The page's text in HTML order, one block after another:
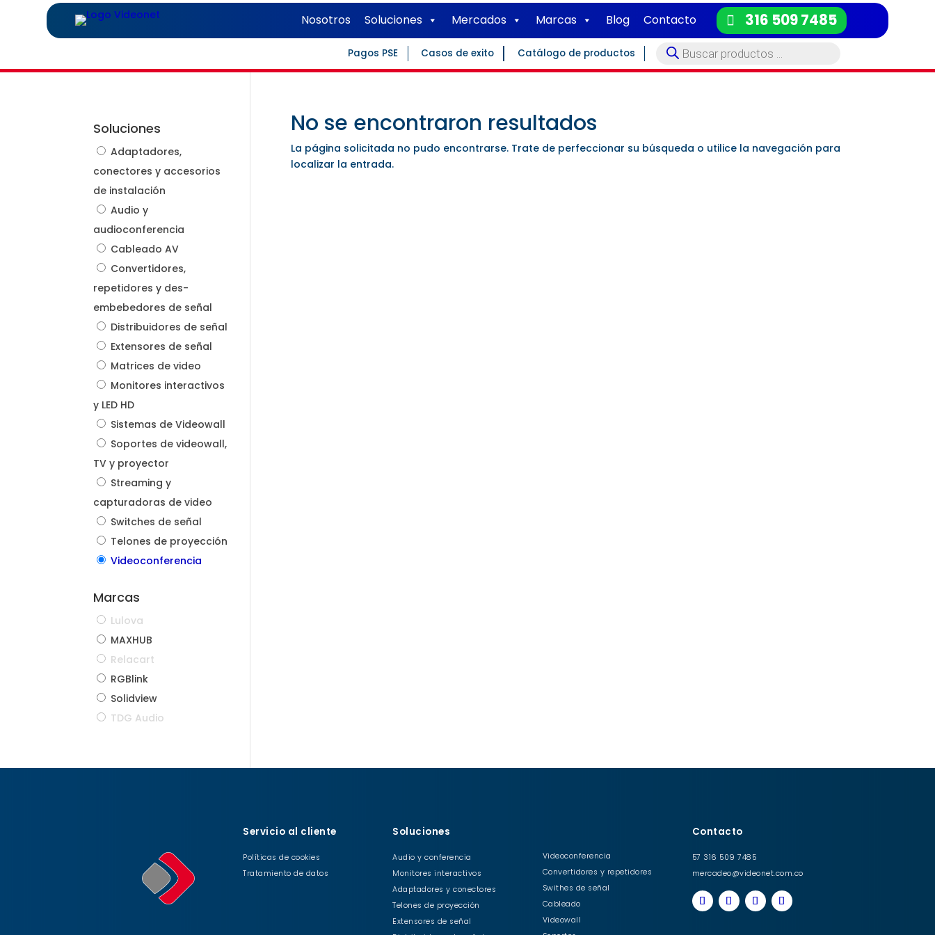
Nosotros Soluciones Mercados Marcas Blog Contacto 316 509 7485
Pagos PSE Casos de exito Catálogo de productos
Búsqueda
de
No se encontraron resultados
La página solicitada no pudo encontrarse. Trate de perfeccionar su búsqueda o utilice la navegación para
localizar la entrada.
Soluciones
Adaptadores,
conectores y accesorios
de instalación
Audio y
audioconferencia
Cableado AV
Convertidores,
repetidores y des-
embebedores de señal
Distribuidores de señal
Extensores de señal
Matrices de video
Monitores interactivos
y LED HD
Sistemas de Videowall
Soportes de videowall,
TV y proyector
Streaming y
capturadoras de video
Switches de señal
Telones de proyección
Videoconferencia
Marcas
Lulova
MAXHUB
Relacart
RGBlink
Solidview
TDG Audio
Servicio al cliente
Políticas de cookies
Tratamiento de datos
Soluciones
Audio y conferencia
Monitores interactivos
Adaptadores y conectores
Telones de proyección
Extensores de señal
Videoconferencia
Convertidores y repetidores
Swithes de señal
Cableado
Videowall
Contacto
57 316 509 7485
mercadeo@videonet.com.co